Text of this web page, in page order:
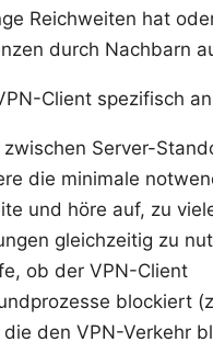
Reichweiten hat
durch Nachbarn
Client spezifisch
zwischen Server-
die minimale
und höre auf, zu
gleichzeitig zu
ob der VPN-Client
blockiert
die den VPN-Verkehr